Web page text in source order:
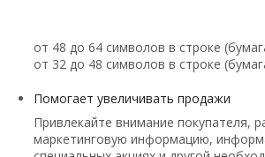
от 48 до 64 символов в строке
от 32 до 48 символов в строке
Помогает увеличивать продажи
Привлекайте внимание покупателя,
маркетинговую информацию,